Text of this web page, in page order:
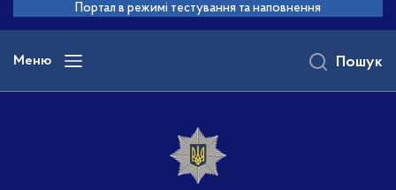
основного
вмісту
Портал в режимі тестування та наповнення
Меню Пошук